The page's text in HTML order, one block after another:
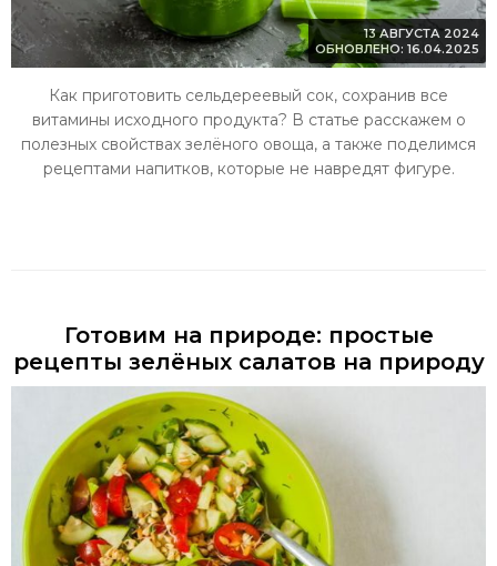
13 АВГУСТА 2024
ОБНОВЛЕНО: 16.04.2025
Как приготовить сельдереевый сок, сохранив все
витамины исходного продукта? В статье расскажем о
полезных свойствах зелёного овоща, а также поделимся
рецептами напитков, которые не навредят фигуре.
Готовим на природе: простые
рецепты зелёных салатов на природу